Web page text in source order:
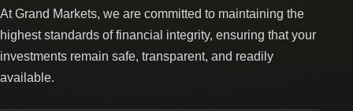
At Grand Markets, we are committed to maintaining the
highest standards of financial integrity, ensuring that your
investments remain safe, transparent, and readily
available.